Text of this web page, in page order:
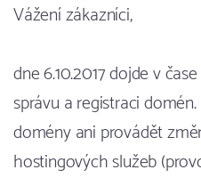
Vážení zákazníci,
dne 6.10.2017 dojde v
správu a registraci
domény ani provádět
hostingových služeb